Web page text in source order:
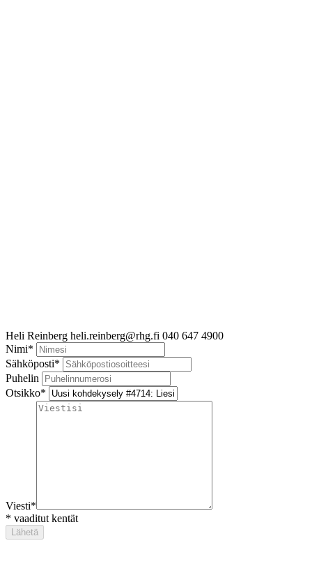
Heli Reinberg heli.reinberg@rhg.fi 040 647 4900
Nimi*
Sähköposti*
Puhelin
Otsikko*
Viesti*
* vaaditut kentät